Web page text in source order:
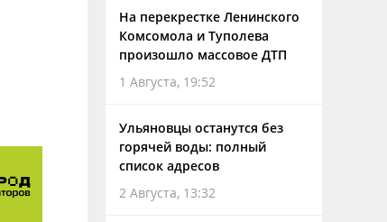
На перекрестке Ленинского
Комсомола и Туполева
произошло массовое ДТП
1 Августа, 19:52
Ульяновцы останутся без
горячей воды: полный
список адресов
2 Августа, 13:32